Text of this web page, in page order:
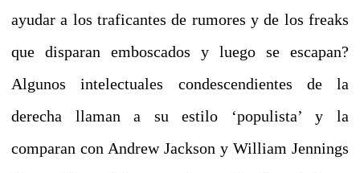
ayudar a los traficantes de rumores y de los freaks
que disparan emboscados y luego se escapan?
Algunos intelectuales condescendientes de la
derecha llaman a su estilo ‘populista’ y la
comparan con Andrew Jackson y William Jennings